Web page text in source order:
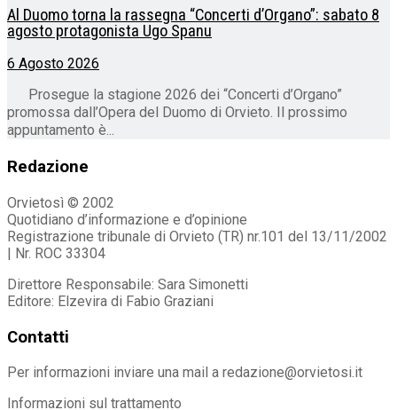
Al Duomo torna la rassegna “Concerti d’Organo”: sabato 8
agosto protagonista Ugo Spanu
6 Agosto 2026
Prosegue la stagione 2026 dei “Concerti d’Organo”
promossa dall’Opera del Duomo di Orvieto. Il prossimo
appuntamento è...
Redazione
Orvietosì © 2002
Quotidiano d’informazione e d’opinione
Registrazione tribunale di Orvieto (TR) nr.101 del 13/11/2002
| Nr. ROC 33304
Direttore Responsabile: Sara Simonetti
Editore: Elzevira di Fabio Graziani
Contatti
Per informazioni inviare una mail a redazione@orvietosi.it
Informazioni sul trattamento